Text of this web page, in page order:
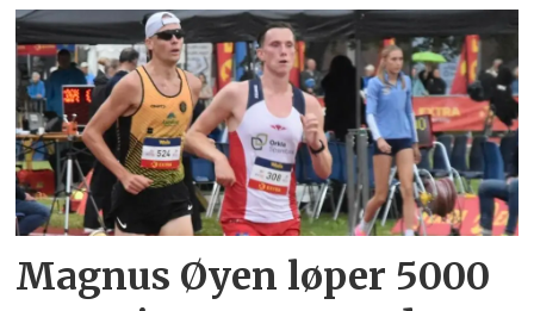
Magnus Øyen løper 5000